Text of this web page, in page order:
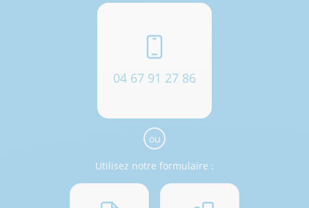
04 67 91 27 86
ou
Utilisez notre formulaire :